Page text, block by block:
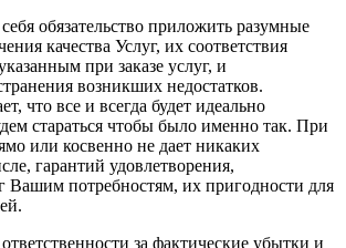
обязательство приложить разумные
качества Услуг, их соответствия
при заказе услуг, и
возникших недостатков.
что все и всегда будет идеально
стараться чтобы было именно так. При
или косвенно не дает никаких
гарантий удовлетворения,
Вашим потребностям, их пригодности для
за фактические убытки и